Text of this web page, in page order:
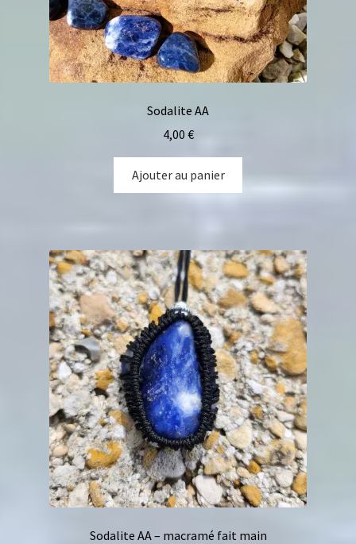
Sodalite AA
4,00 €
Ajouter au panier
Sodalite AA – macramé fait main